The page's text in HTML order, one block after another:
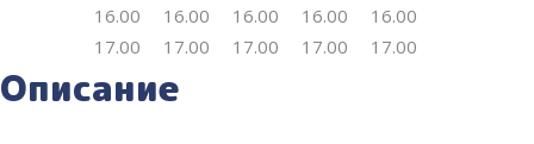
16.00
17.00
16.00
17.00
16.00
17.00
16.00
17.00
16.00
17.00
Описание